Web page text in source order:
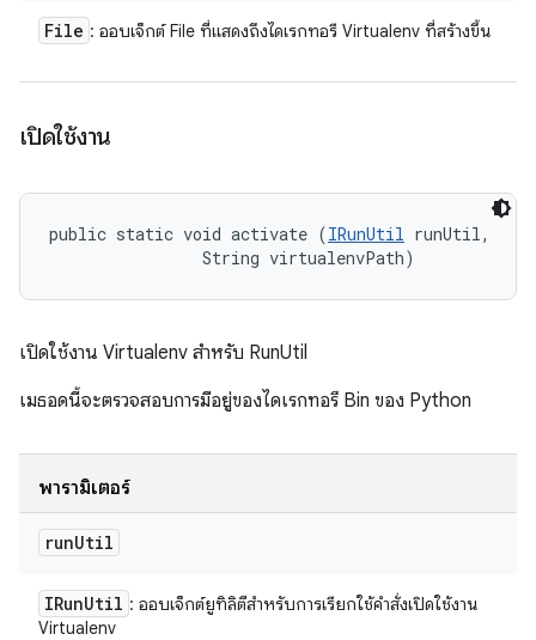
File : ออบเจ็กต์ File ที่แสดงถึงไดเรกทอรี Virtualenv ที่สร้างขึ้น
เปิดใช้งาน
public static void activate (IRunUtil runUtil,
                String virtualenvPath)
เปิดใช้งาน Virtualenv สำหรับ RunUtil
เมธอดนี้จะตรวจสอบการมีอยู่ของไดเรกทอรี Bin ของ Python
พารามิเตอร์
runUtil
IRunUtil : ออบเจ็กต์ยูทิลิตีสำหรับการเรียกใช้คำสั่งเปิดใช้งาน
Virtualenv